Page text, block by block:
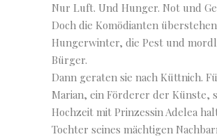
Nur Luft. Und Hunger. Not und
Doch die Komödianten überstehen
Hungerwinter, die Pest und
Bürger.
Dann geraten sie nach Küttnich.
Marian, ein Förderer der Künste,
Hochzeit mit Prinzessin Adelea
Tochter seines mächtigen